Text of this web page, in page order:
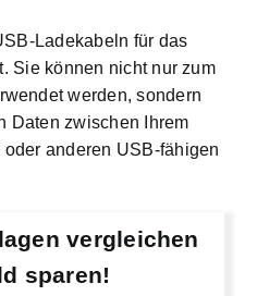
Ladekabeln für das
Sie können nicht nur zum
werden, sondern
Daten zwischen Ihrem
anderen USB-fähigen
vergleichen
sparen!